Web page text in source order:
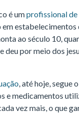
é umprofissional de
ao século 10,
deu por meio dos
, até hoje, segue
e medicamentos
vez mais, o que